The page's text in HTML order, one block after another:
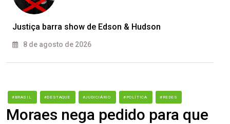
Justiça barra show de Edson & Hudson
8 de agosto de 2026
#BRASIL #DESTAQUE #JUDICIÁRIO #POLÍTICA #REDES
Moraes nega pedido para que